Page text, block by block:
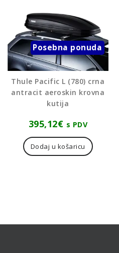
Posebna ponuda
Thule Pacific L (780) crna
antracit aeroskin krovna
kutija
395,12€ s PDV
Dodaj u košaricu